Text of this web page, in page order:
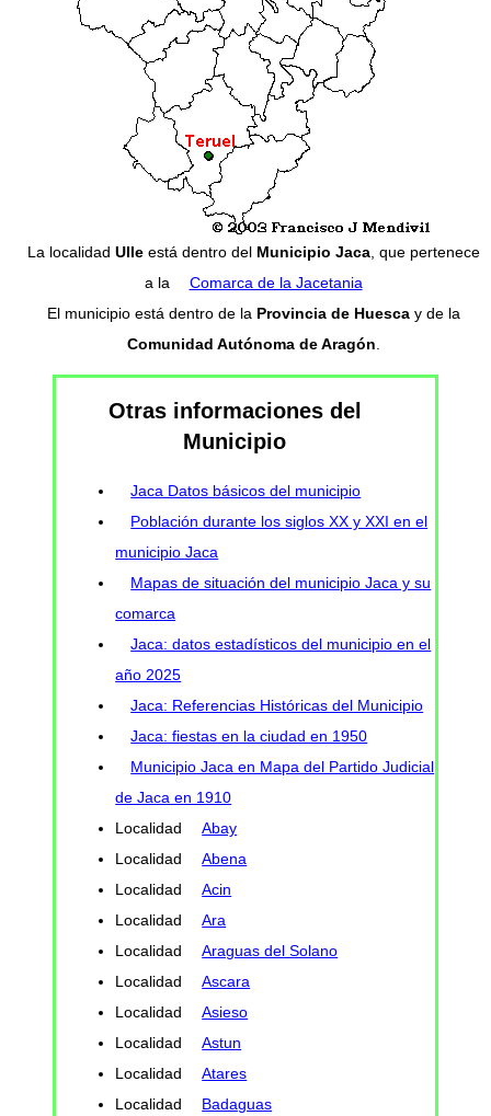
La localidad Ulleestá dentro del Municipio Jaca, que pertenece
a la
Comarca de la Jacetania
El municipio está dentro de la Provincia de Huescay de la
Comunidad Autónoma de Aragón
Otras informaciones del
Municipio
Jaca Datos básicos del municipio
Población durante los siglos XX y XXI en el
municipio Jaca
Mapas de situación del municipio Jaca y su
comarca
Jaca: datos estadísticos del municipio en el
año 2025
Jaca: Referencias Históricas del Municipio
Jaca: fiestas en la ciudad en 1950
Municipio Jaca en Mapa del Partido Judicial
de Jaca en 1910
Localidad
Abay
Localidad
Abena
Localidad
Acin
Localidad
Ara
Localidad
Araguas del Solano
Localidad
Ascara
Localidad
Asieso
Localidad
Astun
Localidad
Atares
Localidad
Badaguas